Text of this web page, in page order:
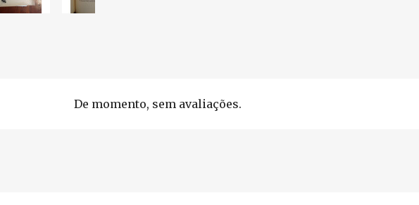
De momento, sem avaliações.